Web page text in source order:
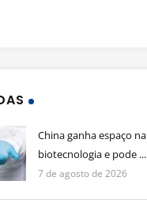
China ganha espaço na
biotecnologia e pode ...
7 de agosto de 2026